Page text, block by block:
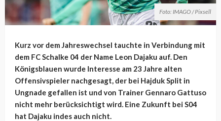
Foto: IMAGO / Pixsell
Kurz vor dem Jahreswechsel tauchte in Verbindung mit
dem FC Schalke 04 der Name Leon Dajaku auf. Den
Königsblauen wurde Interesse am 23 Jahre alten
Offensivspieler nachgesagt, der bei Hajduk Split in
Ungnade gefallen ist und von Trainer Gennaro Gattuso
nicht mehr berücksichtigt wird. Eine Zukunft bei S04
hat Dajaku indes auch nicht.